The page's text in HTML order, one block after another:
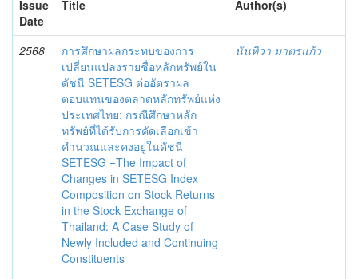
Issue
Date
Title Author(s)
2568
การศึกษาผลกระทบของการ
เปลี่ยนแปลงรายชื่อหลักทรัพย์ใน
ดัชนี SETESG ต่ออัตราผล
ตอบแทนของตลาดหลักทรัพย์แห่ง
ประเทศไทย: กรณีศึกษาหลัก
ทรัพย์ที่ได้รับการคัดเลือกเข้า
คำนวณและคงอยู่ในดัชนี
SETESG =The Impact of
Changes in SETESG Index
Composition on Stock Returns
in the Stock Exchange of
Thailand: A Case Study of
Newly Included and Continuing
Constituents
นันทิวา มาตรแก้ว